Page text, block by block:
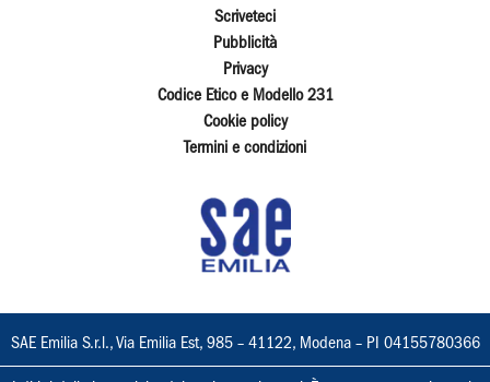
Scriveteci
Pubblicità
Privacy
Codice Etico e Modello 231
Cookie policy
Termini e condizioni
SAE Emilia S.r.l., Via Emilia Est, 985 – 41122, Modena – PI 04155780366